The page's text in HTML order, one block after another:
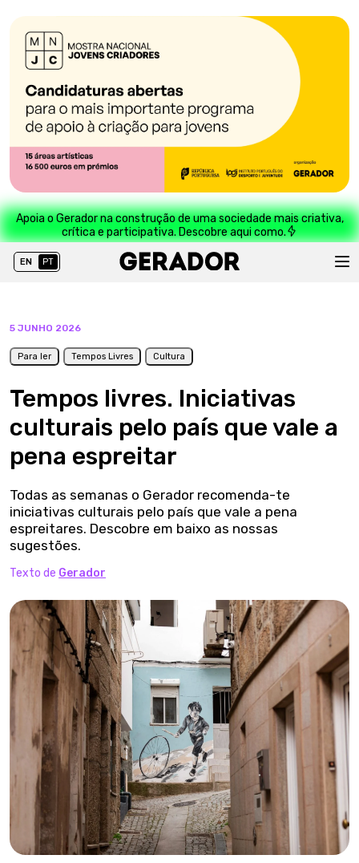
Apoia o Gerador na construção de uma sociedade mais criativa,
crítica e participativa. Descobre aqui como.
EN PT
5 JUNHO 2026
Para ler Tempos Livres Cultura
Tempos livres. Iniciativas
culturais pelo país que vale a
pena espreitar
Todas as semanas o Gerador recomenda-te
iniciativas culturais pelo país que vale a pena
espreitares. Descobre em baixo as nossas
sugestões.
Texto de Gerador